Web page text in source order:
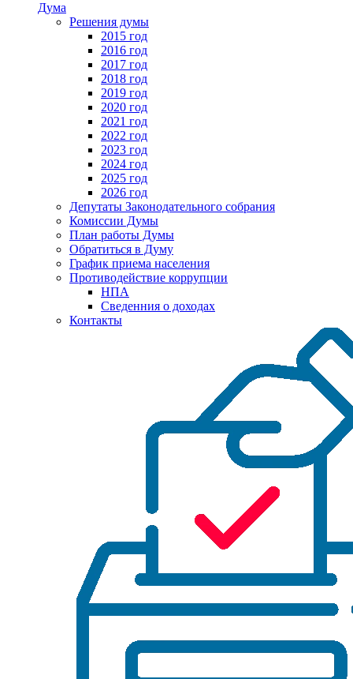
Дума
Решения думы
2015 год
2016 год
2017 год
2018 год
2019 год
2020 год
2021 год
2022 год
2023 год
2024 год
2025 год
2026 год
Депутаты Законодательного собрания
Комиссии Думы
План работы Думы
Обратиться в Думу
График приема населения
Противодействие коррупции
НПА
Сведенния о доходах
Контакты